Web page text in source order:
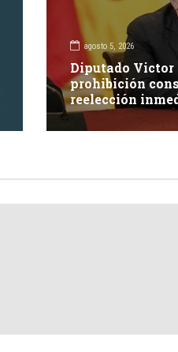
agosto 5, 2026
Diputado Victor
prohibición
reelección